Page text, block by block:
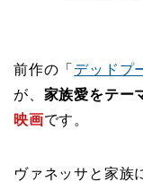
前作の「 デッドプ
が、 家族愛をテー
映画です。
ヴァネッサと家族